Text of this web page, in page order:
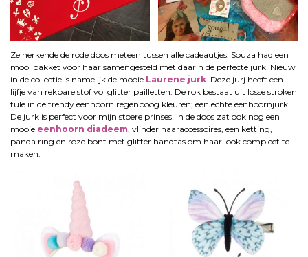
Ze herkende de rode doos meteen tussen alle cadeautjes. Souza had een
mooi pakket voor haar samengesteld met daarin de perfecte jurk! Nieuw
in de collectie is namelijk de mooie Laurene jurk . Deze jurj heeft een
lijfje van rekbare stof vol glitter pailletten. De rok bestaat uit losse stroken
tule in de trendy eenhoorn regenboog kleuren; een echte eenhoornjurk!
De jurk is perfect voor mijn stoere prinses! In de doos zat ook nog een
mooie eenhoorn diadeem , vlinder haaraccessoires, een ketting,
panda ring en roze bont met glitter handtas om haar look compleet te
maken.